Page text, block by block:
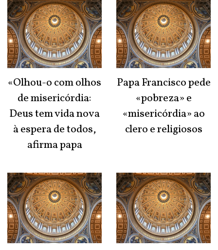
«Olhou-o com olhos
de misericórdia:
Deus tem vida nova
à espera de todos,
afirma papa
Papa Francisco pede
«pobreza» e
«misericórdia» ao
clero e religiosos